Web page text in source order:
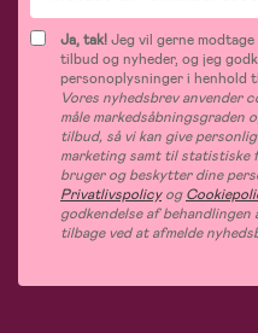
Ja, tak!Jeg vil gerne
tilbud og nyheder, og jeg
personoplysninger i henhold
Vores nyhedsbrev anvender
måle markedsåbningsgraden
tilbud, så vi kan give
marketing samt til statistiske
bruger og beskytter dine
Privatlivspolicyog
godkendelse af
tilbage ved at afmelde